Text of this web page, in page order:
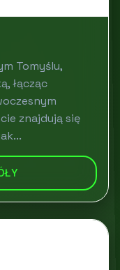
Tomyślu,
łącząc
znajdują się